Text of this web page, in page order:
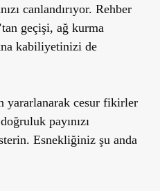
canlandırıyor. Rehber
geçişi, ağ kurma
kabiliyetinizi de
yararlanarak cesur fikirler
payınızı
Esnekliğiniz şu anda